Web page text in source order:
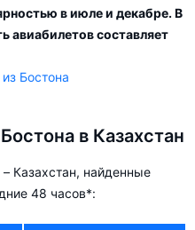
в июле и декабре. В
авиабилетов составляет
Бостона
в Казахстан
Казахстан, найденные
48 часов*: